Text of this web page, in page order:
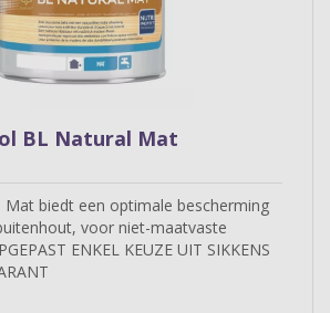
BL Natural Mat
Mat biedt een optimale bescherming
voor niet-maatvaste
ENKEL KEUZE UIT SIKKENS